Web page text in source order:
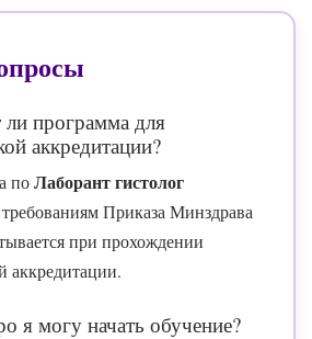
программа для
аккредитации?
поЛаборант гистолог
требованиям Приказа Минздрава
при прохождении
аккредитации.
я могу начать обучение?